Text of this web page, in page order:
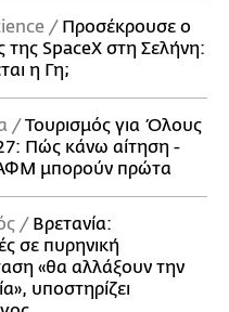
Προσέκρουσε ο
της SpaceX στη Σελήνη:
η Γη;
Τουρισμός για Όλους
Πώς κάνω αίτηση -
μπορούν πρώτα
Βρετανία:
σε πυρηνική
«θα αλλάξουν την
υποστηρίζει